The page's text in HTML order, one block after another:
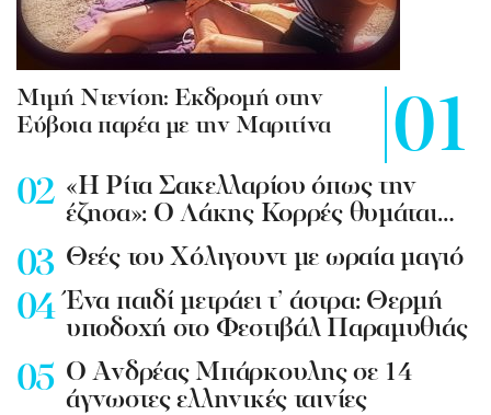
Mιμή Ντενίση: Εκδρομή στην
Εύβοια παρέα με την Μαριτίνα
«Η Ρίτα Σακελλαρίου όπως την
έζησα»: Ο Λάκης Κορρές θυμάται…
Θεές του Χόλιγουντ με ωραία μαγιό
Ένα παιδί μετράει τ’ άστρα: Θερμή
υποδοχή στο Φεστιβάλ Παραμυθιάς
Ο Ανδρέας Μπάρκουλης σε 14
άγνωστες ελληνικές ταινίες